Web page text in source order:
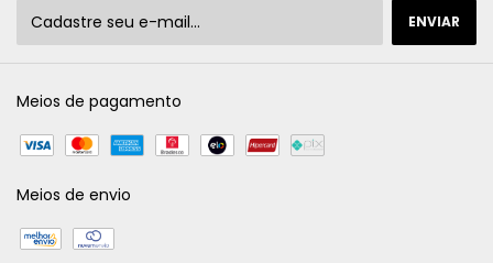
Meios de pagamento
Meios de envio